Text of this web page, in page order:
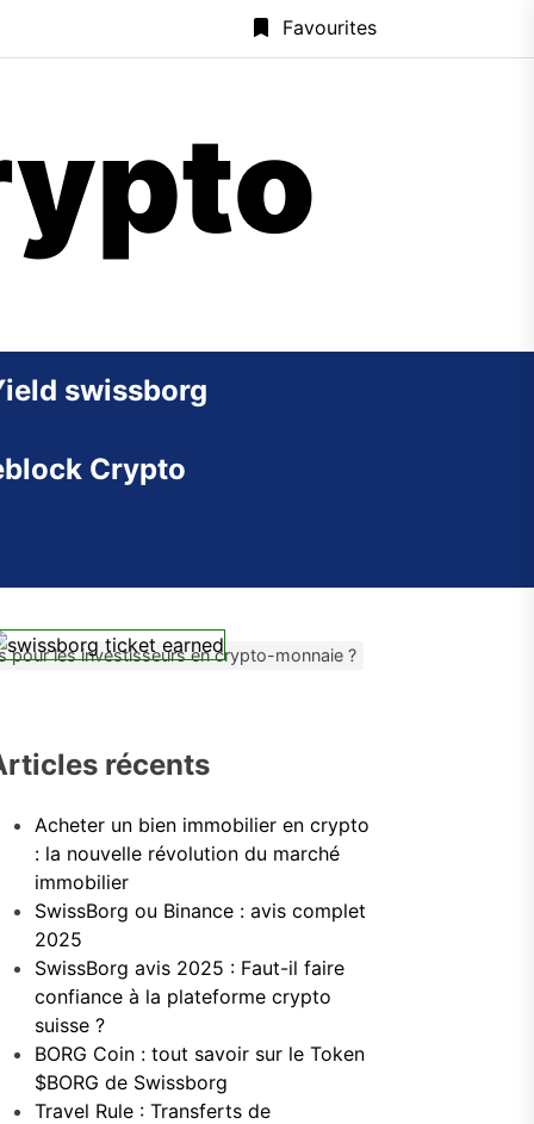
Favourites
swissborg
Crypto
pour les investisseurs en crypto-monnaie ?
récents
Acheter un bien immobilier en crypto
: la nouvelle révolution du marché
immobilier
SwissBorg ou Binance : avis complet
2025
SwissBorg avis 2025 : Faut-il faire
confiance à la plateforme crypto
suisse ?
BORG Coin : tout savoir sur le Token
$BORG de Swissborg
Travel Rule : Transferts de